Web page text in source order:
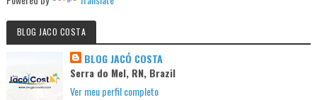
BLOG JACO COSTA
BLOG JACÓ COSTA
Serra do Mel, RN, Brazil
Ver meu perfil completo